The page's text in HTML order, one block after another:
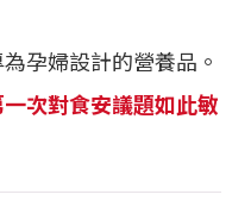
孕婦設計的營養品。
次對食安議題如此敏